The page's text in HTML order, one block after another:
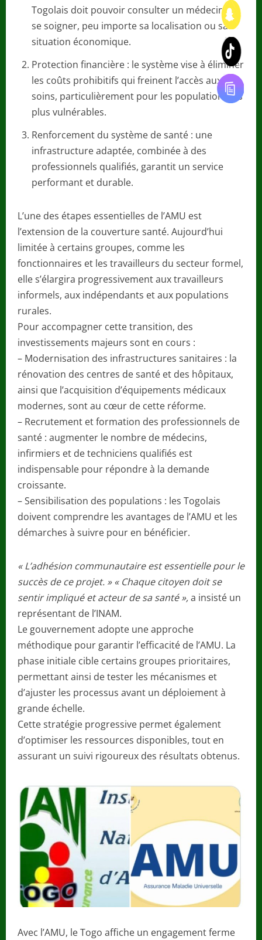
Togolais doit pouvoir consulter un médecin ou
se soigner, peu importe sa localisation ou sa
situation économique.
Protection financière : le système vise à éliminer
les coûts prohibitifs qui freinent l’accès aux
soins, particulièrement pour les populations les
plus vulnérables.
Renforcement du système de santé : une
infrastructure adaptée, combinée à des
professionnels qualifiés, garantit un service
performant et durable.
L’une des étapes essentielles de l’AMU est
l’extension de la couverture santé. Aujourd’hui
limitée à certains groupes, comme les
fonctionnaires et les travailleurs du secteur formel,
elle s’élargira progressivement aux travailleurs
informels, aux indépendants et aux populations
rurales.
Pour accompagner cette transition, des
investissements majeurs sont en cours :
– Modernisation des infrastructures sanitaires : la
rénovation des centres de santé et des hôpitaux,
ainsi que l’acquisition d’équipements médicaux
modernes, sont au cœur de cette réforme.
– Recrutement et formation des professionnels de
santé : augmenter le nombre de médecins,
infirmiers et de techniciens qualifiés est
indispensable pour répondre à la demande
croissante.
– Sensibilisation des populations : les Togolais
doivent comprendre les avantages de l’AMU et les
démarches à suivre pour en bénéficier.
« L’adhésion communautaire est essentielle pour le
succès de ce projet. » « Chaque citoyen doit se
sentir impliqué et acteur de sa santé »,a insisté un
représentant de l’INAM.
Le gouvernement adopte une approche
méthodique pour garantir l’efficacité de l’AMU. La
phase initiale cible certains groupes prioritaires,
permettant ainsi de tester les mécanismes et
d’ajuster les processus avant un déploiement à
grande échelle.
Cette stratégie progressive permet également
d’optimiser les ressources disponibles, tout en
assurant un suivi rigoureux des résultats obtenus.
Avec l’AMU, le Togo affiche un engagement ferme